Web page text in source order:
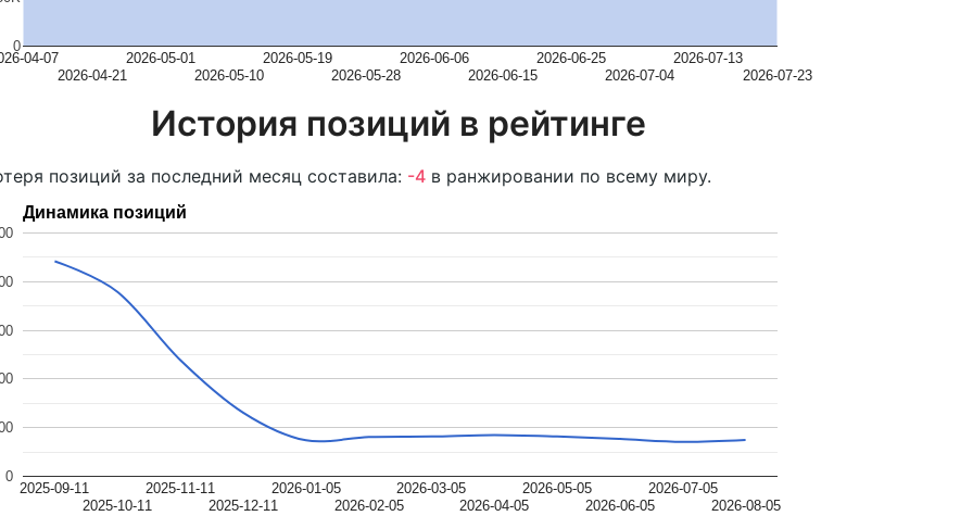
04-07
2026-04-21
2026-05-01
2026-05-10
2026-05-19
2026-05-28
2026-06-06
2026-06-15
2026-06-25
2026-07-04
2026-07-13
2026-07-23
0
История позиций в рейтинге
позиций за последний месяц составила: -4в ранжировании по всему миру.
Динамика позиций
2025-09-11
2025-10-11
2025-11-11
2025-12-11
2026-01-05
2026-02-05
2026-03-05
2026-04-05
2026-05-05
2026-06-05
2026-07-05
2026-08-05
0